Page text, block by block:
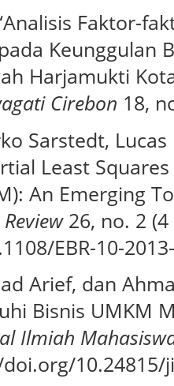
Faktor-
Keunggulan
Harjamukti
Cirebon 18,
Sarstedt,
Least
An Emerging
26, no. 2
EBR-10-
Arief, dan
Bisnis UMKM
Ilmiah
10.24815/